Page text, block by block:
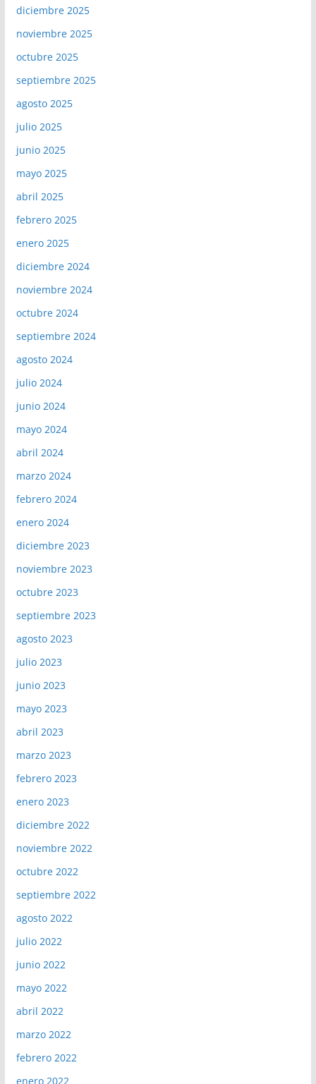
diciembre 2025
noviembre 2025
octubre 2025
septiembre 2025
agosto 2025
julio 2025
junio 2025
mayo 2025
abril 2025
febrero 2025
enero 2025
diciembre 2024
noviembre 2024
octubre 2024
septiembre 2024
agosto 2024
julio 2024
junio 2024
mayo 2024
abril 2024
marzo 2024
febrero 2024
enero 2024
diciembre 2023
noviembre 2023
octubre 2023
septiembre 2023
agosto 2023
julio 2023
junio 2023
mayo 2023
abril 2023
marzo 2023
febrero 2023
enero 2023
diciembre 2022
noviembre 2022
octubre 2022
septiembre 2022
agosto 2022
julio 2022
junio 2022
mayo 2022
abril 2022
marzo 2022
febrero 2022
enero 2022